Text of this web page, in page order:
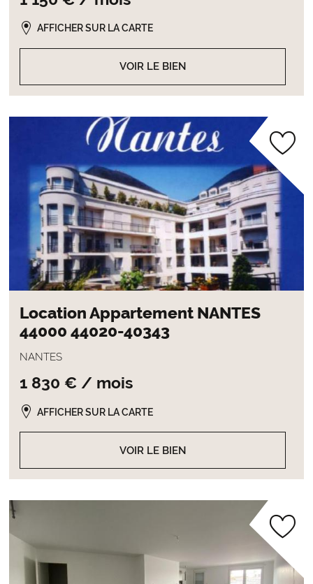
VOIR LE BIEN
AFFICHER SUR LA CARTE
Location Appartement NANTES
44000 44020-40343
NANTES
1 830 € / mois
VOIR LE BIEN
AFFICHER SUR LA CARTE